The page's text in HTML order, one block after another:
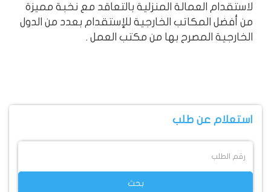
لاستقدام العمالة المنزلية بالتعاقد مع نخبة مميزة
من أفضل المكاتب الخارجية للإستقدام بعدد من الدول
الخارجية المصرح بها من مكتب العمل .
استعلام عن طلب